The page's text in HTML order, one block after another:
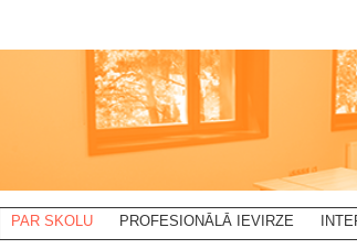
PAR SKOLU PROFESIONĀLĀ IEVIRZE